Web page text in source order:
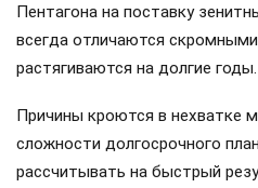
Пентагона на поставку
всегда отличаются
растягиваются на долгие годы.
Причины кроются в нехватке
сложности долгосрочного
рассчитывать на быстрый